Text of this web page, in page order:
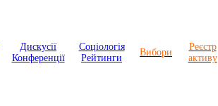
Дискусії
Конференції
Соціологія
Рейтинги
Вибори
Реєстр
активу